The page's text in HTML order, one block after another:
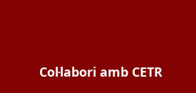
Col·labori amb CETR